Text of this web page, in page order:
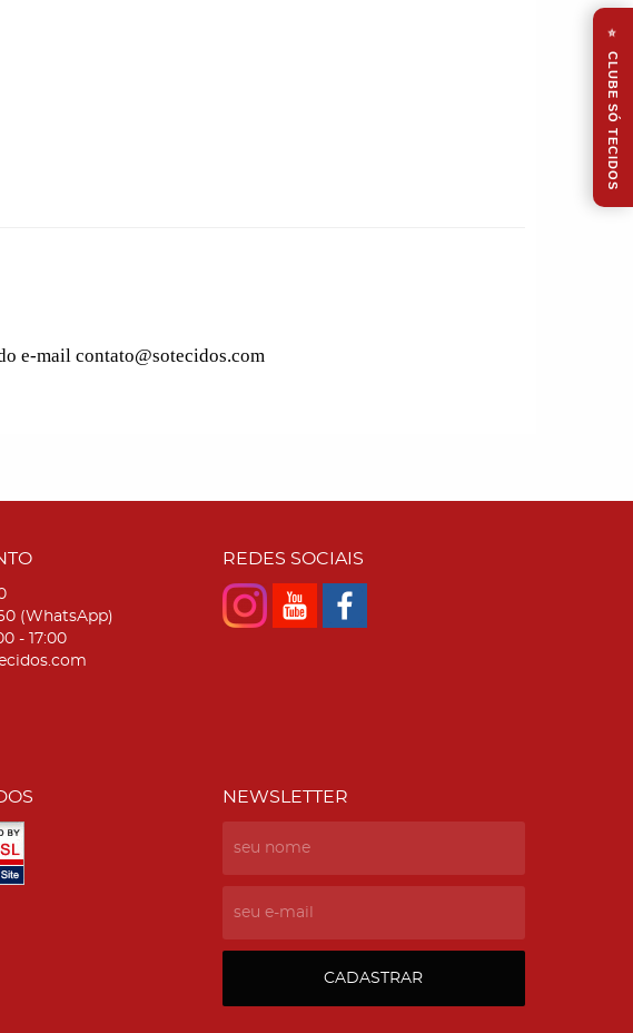
e-mail contato@sotecidos.com
(WhatsApp)
- 17:00
REDES SOCIAIS
NEWSLETTER
CADASTRAR
⭐
CLUBE SÓ TECIDOS